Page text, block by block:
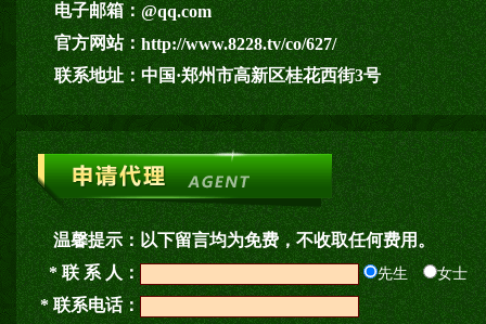
电子邮箱：@qq.com
官方网站：http://www.8228.tv/co/627/
联系地址：中国·郑州市高新区桂花西街3号
温馨提示：以下留言均为免费，不收取任何费用。
* 联 系 人：
先生 女士
* 联系电话：